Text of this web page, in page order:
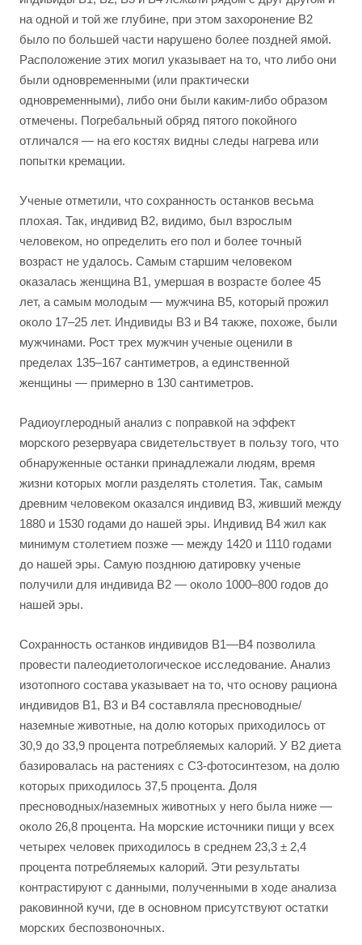
на одной и той же глубине, при этом захоронение B2
было по большей части нарушено более поздней ямой.
Расположение этих могил указывает на то, что либо они
были одновременными (или практически
одновременными), либо они были каким-либо образом
отмечены. Погребальный обряд пятого покойного
отличался — на его костях видны следы нагрева или
попытки кремации.
Ученые отметили, что сохранность останков весьма
плохая. Так, индивид B2, видимо, был взрослым
человеком, но определить его пол и более точный
возраст не удалось. Самым старшим человеком
оказалась женщина B1, умершая в возрасте более 45
лет, а самым молодым — мужчина B5, который прожил
около 17–25 лет. Индивиды B3 и B4 также, похоже, были
мужчинами. Рост трех мужчин ученые оценили в
пределах 135–167 сантиметров, а единственной
женщины — примерно в 130 сантиметров.
Радиоуглеродный анализ с поправкой на эффект
морского резервуара свидетельствует в пользу того, что
обнаруженные останки принадлежали людям, время
жизни которых могли разделять столетия. Так, самым
древним человеком оказался индивид B3, живший между
1880 и 1530 годами до нашей эры. Индивид B4 жил как
минимум столетием позже — между 1420 и 1110 годами
до нашей эры. Самую позднюю датировку ученые
получили для индивида B2 — около 1000–800 годов до
нашей эры.
Сохранность останков индивидов B1—B4 позволила
провести палеодиетологическое исследование. Анализ
изотопного состава указывает на то, что основу рациона
индивидов B1, B3 и B4 составляла пресноводные/
наземные животные, на долю которых приходилось от
30,9 до 33,9 процента потребляемых калорий. У B2 диета
базировалась на растениях с С3-фотосинтезом, на долю
которых приходилось 37,5 процента. Доля
пресноводных/наземных животных у него была ниже —
около 26,8 процента. На морские источники пищи у всех
четырех человек приходилось в среднем 23,3 ± 2,4
процента потребляемых калорий. Эти результаты
контрастируют с данными, полученными в ходе анализа
раковинной кучи, где в основном присутствуют остатки
морских беспозвоночных.